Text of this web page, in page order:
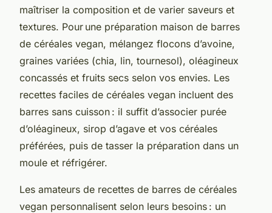
maîtriser la composition et de varier saveurs et
textures. Pour une préparation maison de barres
de céréales vegan, mélangez flocons d’avoine,
graines variées (chia, lin, tournesol), oléagineux
concassés et fruits secs selon vos envies. Les
recettes faciles de céréales vegan incluent des
barres sans cuisson : il suffit d’associer purée
d’oléagineux, sirop d’agave et vos céréales
préférées, puis de tasser la préparation dans un
moule et réfrigérer.
Les amateurs de recettes de barres de céréales
vegan personnalisent selon leurs besoins : un